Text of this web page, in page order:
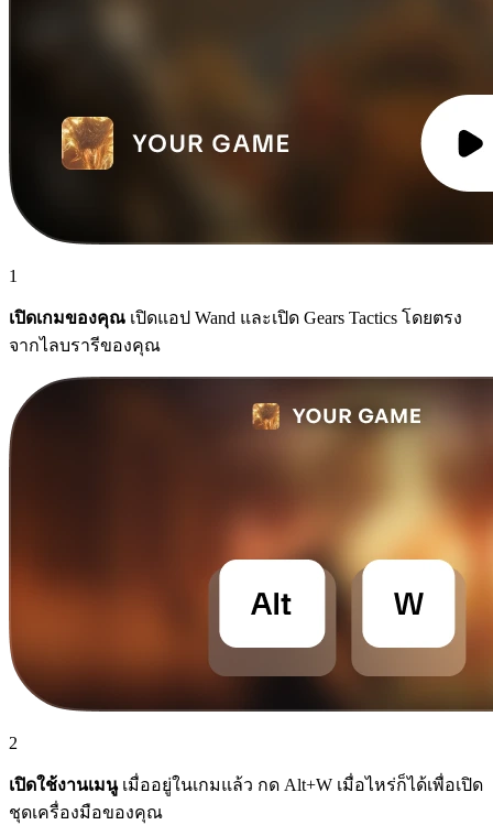
1
เปิดเกมของคุณ เปิดแอป Wand และเปิด Gears Tactics โดยตรง
จากไลบรารีของคุณ
2
เปิดใช้งานเมนูเมื่ออยู่ในเกมแล้ว กด Alt+W เมื่อไหร่ก็ได้เพื่อเปิด
ชุดเครื่องมือของคุณ